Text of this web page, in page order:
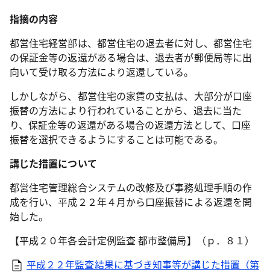
指摘の内容
都営住宅経営部は、都営住宅の退去者に対し、都営住宅
の保証金等の返還がある場合は、退去者が郵便局等に出
向いて受け取る方法により返還している。
しかしながら、都営住宅の家賃の支払は、大部分が口座
振替の方法により行われていることから、退去に当た
り、保証金等の返還がある場合の返還方法として、口座
振替を選択できるようにすることは可能である。
講じた措置について
都営住宅管理総合システムの改修及び事務処理手順の作
成を行い、平成２２年４月から口座振替による返還を開
始した。
【平成２０年各会計定例監査 都市整備局】（ｐ．８１）
平成２２年監査結果に基づき知事等が講じた措置（第